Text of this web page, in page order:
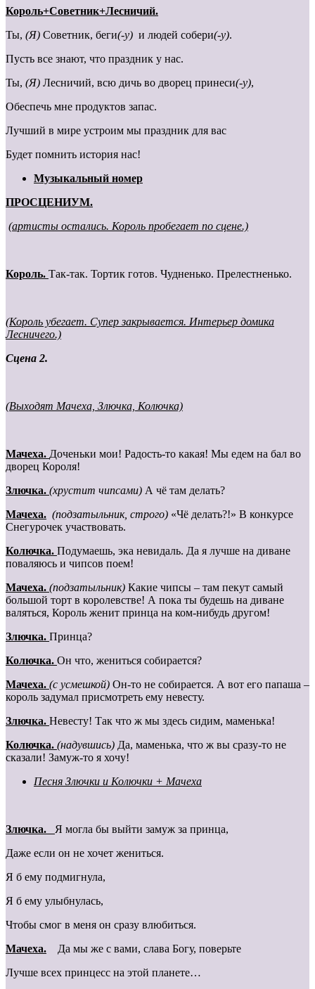
Король+Cоветник+Лесничий.
Ты, (Я) Советник, беги(-у) и людей собери(-у).
Пусть все знают, что праздник у нас.
Ты, (Я) Лесничий, всю дичь во дворец принеси(-у),
Обеспечь мне продуктов запас.
Лучший в мире устроим мы праздник для вас
Будет помнить история нас!
Музыкальный номер
ПРОСЦЕНИУМ.
(артисты остались. Король пробегает по сцене.)
Король. Так-так. Тортик готов. Чудненько. Прелестненько.
(Король убегает. Супер закрывается. Интерьер домика
Лесничего.)
Сцена 2.
(Выходят Мачеха, Злючка, Колючка)
Мачеха. Доченьки мои! Радость-то какая! Мы едем на бал во
дворец Короля!
Злючка. (хрустит чипсами) А чё там делать?
Мачеха. (подзатыльник, строго) «Чё делать?!» В конкурсе
Снегурочек участвовать.
Колючка. Подумаешь, эка невидаль. Да я лучше на диване
поваляюсь и чипсов поем!
Мачеха. (подзатыльник) Какие чипсы – там пекут самый
большой торт в королевстве! А пока ты будешь на диване
валяться, Король женит принца на ком-нибудь другом!
Злючка. Принца?
Колючка. Он что, жениться собирается?
Мачеха. (с усмешкой) Он-то не собирается. А вот его папаша –
король задумал присмотреть ему невесту.
Злючка. Невесту! Так что ж мы здесь сидим, маменька!
Колючка. (надувшись) Да, маменька, что ж вы сразу-то не
сказали! Замуж-то я хочу!
Песня Злючки и Колючки + Мачеха
Злючка. Я могла бы выйти замуж за принца,
Даже если он не хочет жениться.
Я б ему подмигнула,
Я б ему улыбнулась,
Чтобы смог в меня он сразу влюбиться.
Мачеха. Да мы же с вами, слава Богу, поверьте
Лучше всех принцесс на этой планете…